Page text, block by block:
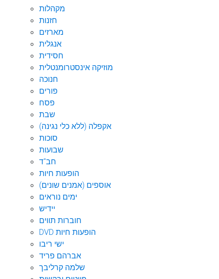
מקהלות
חזנות
מארזים
אנגלית
חסידית
מוזיקה אינסטרומנטלית
חנוכה
פורים
פסח
שבת
אקפלה (ללא כלי נגינה)
סוכות
שבועות
חב"ד
הופעות חיות
אוספים (אמנים שונים)
ימים נוראים
יידיש
חוברות תווים
DVD הופעות חיות
ישי ריבו
אברהם פריד
שלמה קרליבך